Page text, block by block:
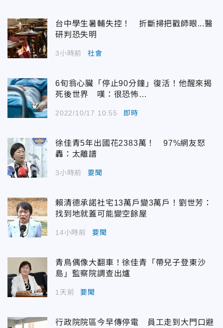
台中學生暑輔失控！ 折斷掃把戳師眼...醫
研判恐失明
3小時前 社會
6旬翁心臟「停止90分鐘」復活！他醒來揭
死後世界 嘆：很恐怖…
2022/10/17 10:55 即時
徐佳青5年出國花2383萬！ 97%網友怒
轟：太離譜
3小時前 要聞
賴清德承諾社宅13萬戶變3萬戶！劉世芳：
找到地就蓋可能變空餘屋
14小時前 要聞
青鳥偶像大翻車！徐佳青「帶兒子登東沙
島」監察院調查出爐
1天前 要聞
行政院院區今早傳停電 員工走到大門口避